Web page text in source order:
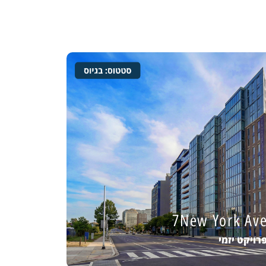
7New York
יזמי
7New York
פרויקט יזמי
מידע נוסף